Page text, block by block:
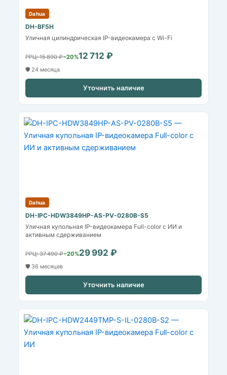
Dahua
DH-BF5H
Уличная цилиндрическая IP-видеокамера с Wi-Fi
РРЦ: 15 890 ₽−20%12 712 ₽
🛡️ 24 месяца
Уточнить наличие
Dahua
DH-IPC-HDW3849HP-AS-PV-0280B-S5
Уличная купольная IP-видеокамера Full-color с ИИ и
активным сдерживанием
РРЦ: 37 490 ₽−20%29 992 ₽
🛡️ 36 месяцев
Уточнить наличие